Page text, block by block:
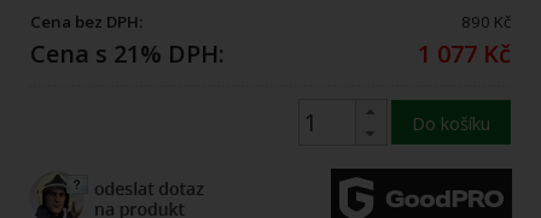
Cena bez DPH: 890 Kč
Cena s 21% DPH: 1 077 Kč
Do košíku